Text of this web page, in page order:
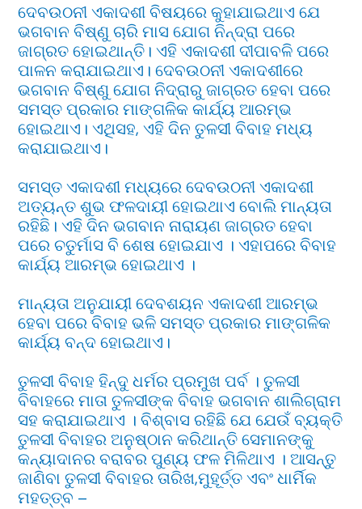
ଦେବଉଠନୀ ଏକାଦଶୀ ବିଷୟରେ କୁହାଯାଇଥାଏ ଯେ
ଭଗବାନ ବିଷ୍ଣୁ ଚାରି ମାସ ଯୋଗ ନିନ୍ଦ୍ରା ପରେ
ଜାଗ୍ରତ ହୋଇଥାନ୍ତି। ଏହି ଏକାଦଶୀ ଦୀପାବଳି ପରେ
ପାଳନ କରାଯାଇଥାଏ। ଦେବଉଠନୀ ଏକାଦଶୀରେ
ଭଗବାନ ବିଷ୍ଣୁ ଯୋଗ ନିଦ୍ରାରୁ ଜାଗ୍ରତ ହେବା ପରେ
ସମସ୍ତ ପ୍ରକାର ମାଙ୍ଗଳିକ କାର୍ଯ୍ୟ ଆରମ୍ଭ
ହୋଇଥାଏ। ଏଥିସହ, ଏହି ଦିନ ତୁଳସୀ ବିବାହ ମଧ୍ୟ
କରାଯାଇଥାଏ।
ସମସ୍ତ ଏକାଦଶୀ ମଧ୍ୟରେ ଦେବଉଠନୀ ଏକାଦଶୀ
ଅତ୍ୟନ୍ତ ଶୁଭ ଫଳଦାୟୀ ହୋଇଥାଏ ବୋଲି ମାନ୍ୟତା
ରହିଛି। ଏହି ଦିନ ଭଗବାନ ନାରାୟଣ ଜାଗ୍ରତ ହେବା
ପରେ ଚତୁର୍ମାସ ବି ଶେଷ ହୋଇଯାଏ । ଏହାପରେ ବିବାହ
କାର୍ଯ୍ୟ ଆରମ୍ଭ ହୋଇଥାଏ ।
ମାନ୍ୟତା ଅନୁଯାୟୀ ଦେବଶୟନ ଏକାଦଶୀ ଆରମ୍ଭ
ହେବା ପରେ ବିବାହ ଭଳି ସମସ୍ତ ପ୍ରକାର ମାଙ୍ଗଳିକ
କାର୍ଯ୍ୟ ବନ୍ଦ ହୋଇଥାଏ।
ତୁଳସୀ ବିବାହ ହିନ୍ଦୁ ଧର୍ମର ପ୍ରମୁଖ ପର୍ବ । ତୁଳସୀ
ବିବାହରେ ମାତା ତୁଳସୀଙ୍କ ବିବାହ ଭଗବାନ ଶାଲିଗ୍ରାମ
ସହ କରାଯାଇଥାଏ । ବିଶ୍ବାସ ରହିଛି ଯେ ଯେଉଁ ବ୍ୟକ୍ତି
ତୁଳସୀ ବିବାହର ଅନୁଷ୍ଠାନ କରିଥାନ୍ତି ସେମାନଙ୍କୁ
କନ୍ୟାଦାନର ବରାବର ପୁଣ୍ୟ ଫଳ ମିଳିଥାଏ । ଆସନ୍ତୁ
ଜାଣିବା ତୁଳସୀ ବିବାହର ତାରିଖ,ମୁହୂର୍ତ୍ତ ଏବଂ ଧାର୍ମିକ
ମହତ୍ତ୍ବ –